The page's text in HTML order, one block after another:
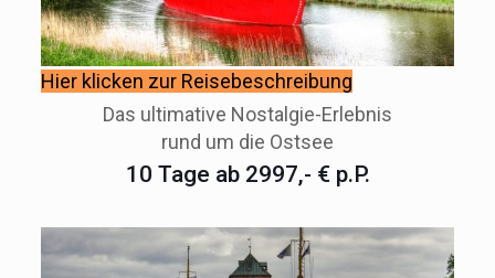
Hier klicken zur Reisebeschreibung
Das ultimative Nostalgie-Erlebnis
rund um die Ostsee
10 Tage ab 2997,- € p.P.